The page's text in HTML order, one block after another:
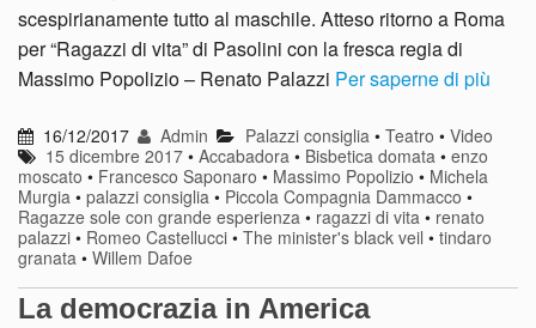
scespirianamente tutto al maschile. Atteso ritorno a Roma
per “Ragazzi di vita” di Pasolini con la fresca regia di
Massimo Popolizio – Renato Palazzi Per saperne di più
16/12/2017 Admin Palazzi consiglia • Teatro • Video
15 dicembre 2017 •Accabadora • Bisbetica domata •enzo
moscato • Francesco Saponaro • Massimo Popolizio • Michela
Murgia • palazzi consiglia • Piccola Compagnia Dammacco •
Ragazze sole con grande esperienza • ragazzi di vita • renato
palazzi • Romeo Castellucci • The minister's black veil • tindaro
granata • Willem Dafoe
La democrazia in America